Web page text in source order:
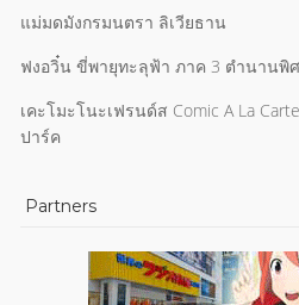
แม่มดมังกรมนตรา ลิเวียธาน
ฟงอวิ๋น ขี่พายุทะลุฟ้า ภาค 3 ตำนานพิ
เคะโมะโนะเฟรนด์ส Comic A La
ปาร์ค
Partners